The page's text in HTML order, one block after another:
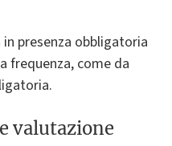
presenza obbligatoria
frequenza, come da
valutazione